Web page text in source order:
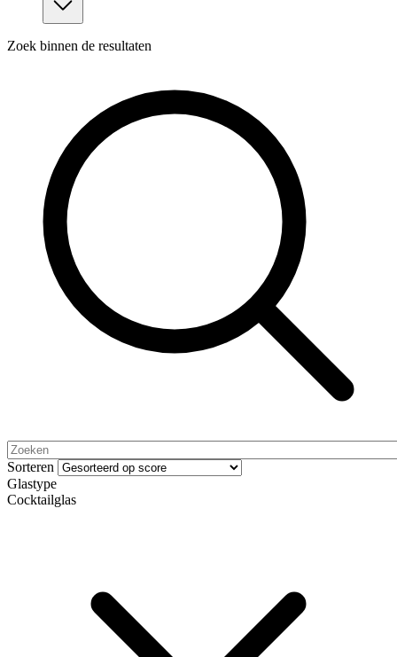
Zoek binnen de resultaten
Sorteren
Glastype
Cocktailglas